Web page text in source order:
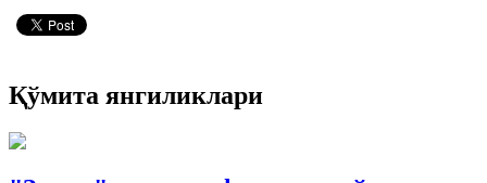
Қўмита янгиликлари